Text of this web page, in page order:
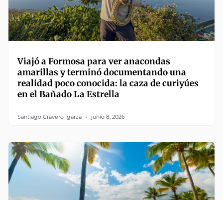
Viajó a Formosa para ver anacondas
amarillas y terminó documentando una
realidad poco conocida: la caza de curiyúes
en el Bañado La Estrella
Santiago Cravero Igarza junio 8, 2026